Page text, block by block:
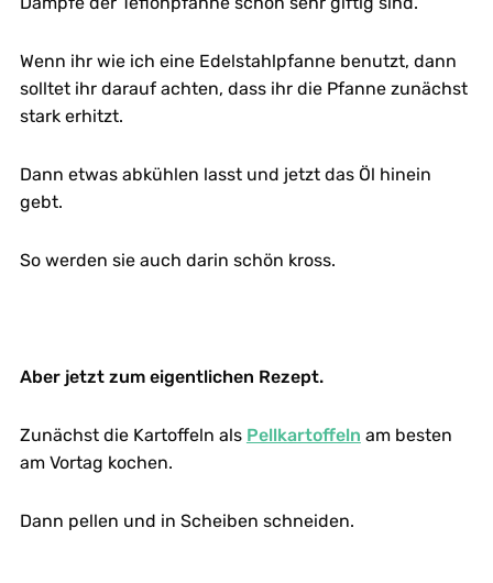
Wenn ihr wie ich eine Edelstahlpfanne benutzt, dann
solltet ihr darauf achten, dass ihr die Pfanne zunächst
stark erhitzt.
Dann etwas abkühlen lasst und jetzt das Öl hinein
gebt.
So werden sie auch darin schön kross.
Aber jetzt zum eigentlichen Rezept.
Zunächst die Kartoffeln als Pellkartoffeln am besten
am Vortag kochen.
Dann pellen und in Scheiben schneiden.